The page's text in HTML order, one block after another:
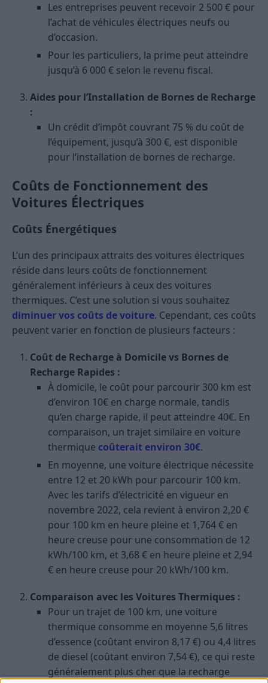
Les entreprises peuvent recevoir 2 500 € pour
l’achat de véhicules électriques neufs ou
d’occasion.
Pour les particuliers, la prime peut atteindre
jusqu’à 6 000 € selon le revenu fiscal​​.
Aides pour l’Installation de Bornes de Recharge
:
Un crédit d’impôt couvrant 75 % du coût de
l’équipement, jusqu’à 300 €, est disponible
pour l’installation de bornes de recharge​​.
Coûts de Fonctionnement des
Voitures Électriques
Coûts Énergétiques
L’un des principaux attraits des voitures électriques
réside dans leurs coûts de fonctionnement
généralement inférieurs à ceux des voitures
thermiques. C’est une solution si vous souhaitez
diminuer vos coûts de voiture. Cependant, ces coûts
peuvent varier en fonction de plusieurs facteurs :
Coût de Recharge à Domicile vs Bornes de
Recharge Rapides :
À domicile, le coût pour parcourir 300 km est
d’environ 10€ en charge normale, tandis
qu’en charge rapide, il peut atteindre 40€. En
comparaison, un trajet similaire en voiture
thermique coûterait environ 30€​​.
En moyenne, une voiture électrique nécessite
entre 12 et 20 kWh pour parcourir 100 km.
Avec les tarifs d’électricité en vigueur en
novembre 2022, cela revient à environ 2,20 €
pour 100 km en heure pleine et 1,764 € en
heure creuse pour une consommation de 12
kWh/100 km, et 3,68 € en heure pleine et 2,94
€ en heure creuse pour 20 kWh/100 km​​.
Comparaison avec les Voitures Thermiques :
Pour un trajet de 100 km, une voiture
thermique consomme en moyenne 5,6 litres
d’essence (coûtant environ 8,17 €) ou 4,4 litres
de diesel (coûtant environ 7,54 €), ce qui reste
généralement plus cher que la recharge